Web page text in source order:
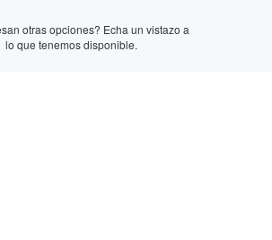
otras opciones? Echa un vistazo a
lo que tenemos disponible.